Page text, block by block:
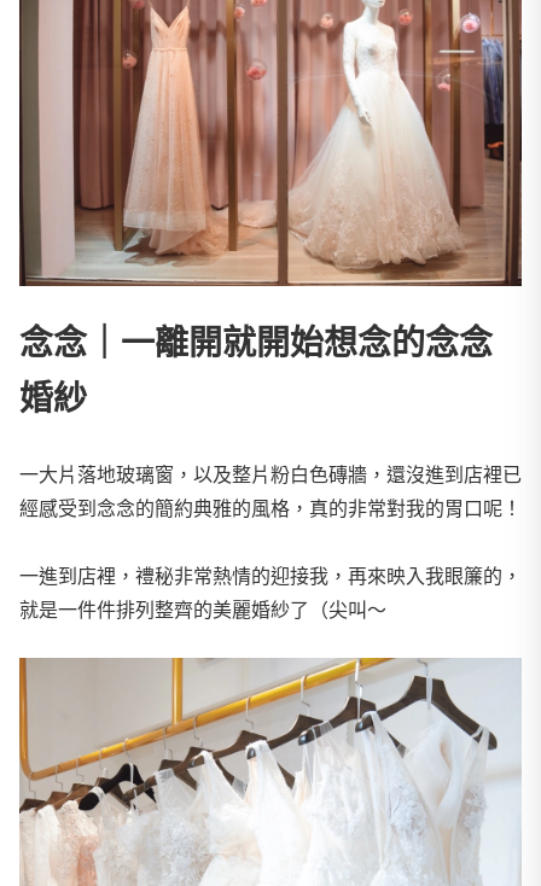
念念｜一離開就開始想念的念念
婚紗
一大片落地玻璃窗，以及整片粉白色磚牆，還沒進到店裡已
經感受到念念的簡約典雅的風格，真的非常對我的胃口呢！
一進到店裡，禮秘非常熱情的迎接我，再來映入我眼簾的，
就是一件件排列整齊的美麗婚紗了（尖叫～